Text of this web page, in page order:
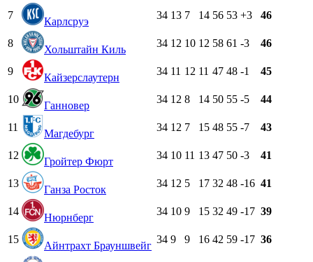
7
Карлсруэ
34 13 7 14 56 53 +3 46
8
Хольштайн Киль
34 12 10 12 58 61 -3 46
9
Кайзерслаутерн
34 11 12 11 47 48 -1 45
10
Ганновер
34 12 8 14 50 55 -5 44
11
Магдебург
34 12 7 15 48 55 -7 43
12
Гройтер Фюрт
34 10 11 13 47 50 -3 41
13
Ганза Росток
34 12 5 17 32 48 -16 41
14
Нюрнберг
34 10 9 15 32 49 -17 39
15
Айнтрахт Брауншвейг
34 9 9 16 42 59 -17 36